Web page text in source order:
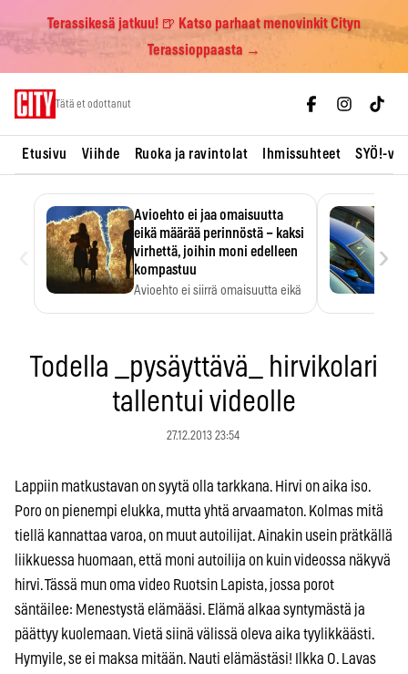
Terassikesä jatkuu! 🍺 Katso parhaat menovinkit Cityn
Terassioppaasta →
Tätä et odottanut
Etusivu Viihde Ruoka ja ravintolat Ihmissuhteet SYÖ!-
Avioehto ei jaa omaisuutta
eikä määrää perinnöstä – kaksi
virhettä, joihin moni edelleen
kompastuu
Avioehto ei siirrä omaisuutta eikä
›
Todella _pysäyttävä_ hirvikolari
tallentui videolle
27.12.2013 23:54
Lappiin matkustavan on syytä olla tarkkana. Hirvi on aika iso.
Poro on pienempi elukka, mutta yhtä arvaamaton. Kolmas mitä
tiellä kannattaa varoa, on muut autoilijat. Ainakin usein prätkällä
liikkuessa huomaan, että moni autoilija on kuin videossa näkyvä
hirvi. Tässä mun oma video Ruotsin Lapista, jossa porot
säntäilee: Menestystä elämääsi. Elämä alkaa syntymästä ja
päättyy kuolemaan. Vietä siinä välissä oleva aika tyylikkäästi.
Hymyile, se ei maksa mitään. Nauti elämästäsi! Ilkka O. Lavas